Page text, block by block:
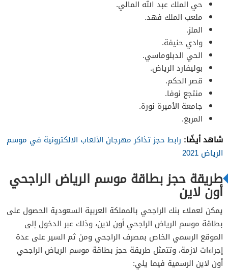
حي الملك عبد الله المالي.
ملعب الملك فهد.
الملز.
وادي حنيفة.
الحي الدبلوماسي.
بوليفارد الرياض.
قصر الحكم.
منتجع نوفا.
جامعة الأميرة نورة.
المربع.
شاهد أيضًا: رابط حجز تذاكر مهرجان الألعاب الالكترونية في موسم
الرياض 2021
طريقة حجز بطاقة موسم الرياض الراجحي
أون لاين
يمكن لعملاء بنك الراجحي بالمملكة العربية السعودية الحصول على
بطاقة موسم الرياض الراجحي أون لاين، وذلك عبر الدخول إلى
الموقع الرسمي الخاص بمصرف الراجحي ومن ثم السير على عدة
إجراءات لازمة، وتتمثل طريقة حجز بطاقة موسم الرياض الراجحي
أون لاين الرسمية فيما يلي: